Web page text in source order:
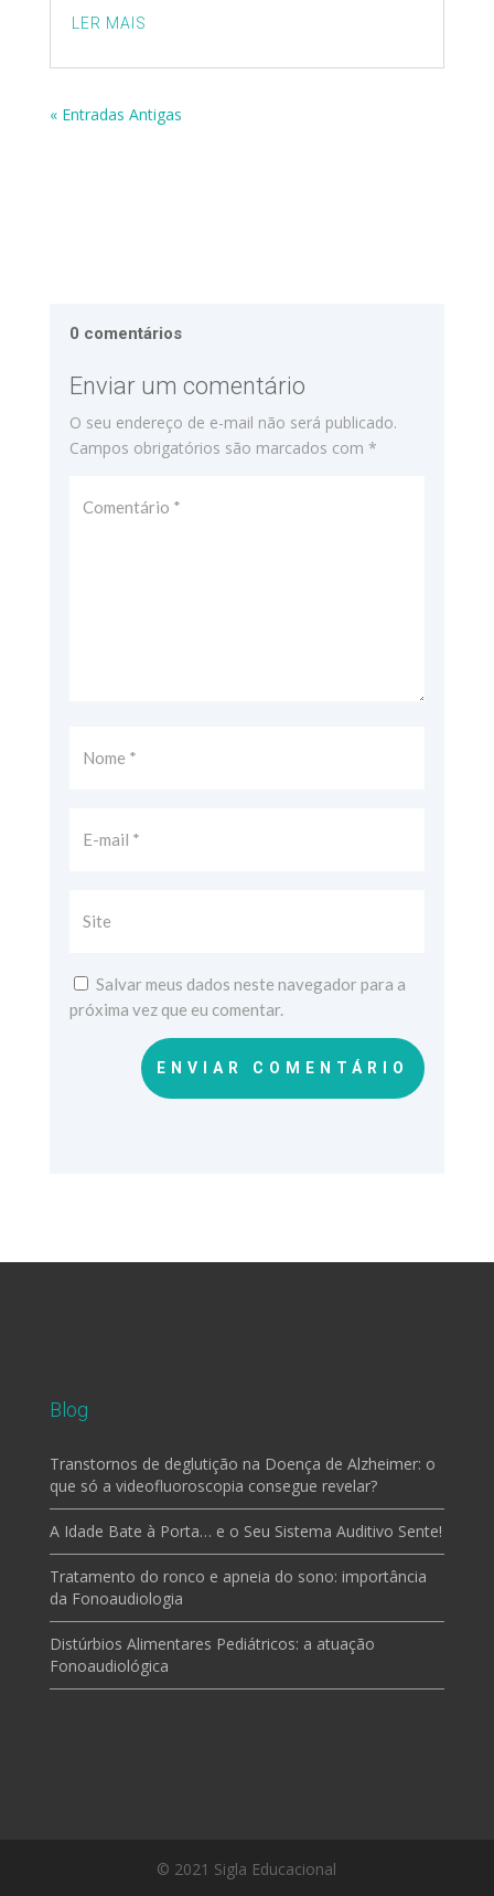
LER MAIS
« Entradas Antigas
0 comentários
Enviar um comentário
O seu endereço de e-mail não será publicado.
Campos obrigatórios são marcados com *
Salvar meus dados neste navegador para a
próxima vez que eu comentar.
ENVIAR COMENTÁRIO
Blog
Transtornos de deglutição na Doença de Alzheimer: o
que só a videofluoroscopia consegue revelar?
A Idade Bate à Porta… e o Seu Sistema Auditivo Sente!
Tratamento do ronco e apneia do sono: importância
da Fonoaudiologia
Distúrbios Alimentares Pediátricos: a atuação
Fonoaudiológica
© 2021 Sigla Educacional